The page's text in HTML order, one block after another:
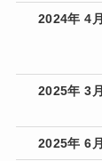
2024年 4月
2025年 3月
2025年 6月